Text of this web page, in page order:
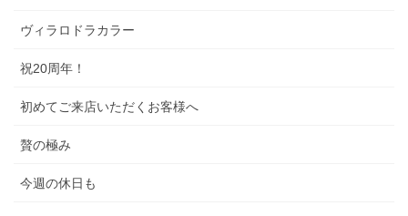
ヴィラロドラカラー
祝20周年！
初めてご来店いただくお客様へ
贅の極み
今週の休日も